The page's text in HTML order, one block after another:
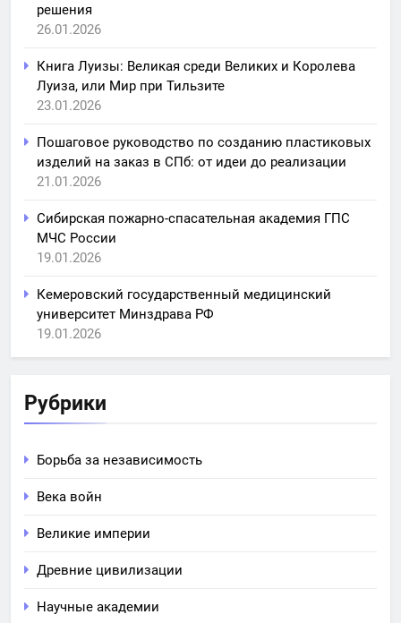
решения
26.01.2026
Книга Луизы: Великая среди Великих и Королева
Луиза, или Мир при Тильзите
23.01.2026
Пошаговое руководство по созданию пластиковых
изделий на заказ в СПб: от идеи до реализации
21.01.2026
Сибирская пожарно-спасательная академия ГПС
МЧС России
19.01.2026
Кемеровский государственный медицинский
университет Минздрава РФ
19.01.2026
Рубрики
Борьба за независимость
Века войн
Великие империи
Древние цивилизации
Научные академии